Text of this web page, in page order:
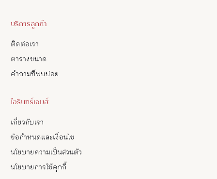
บริการลูกค้า
ติดต่อเรา
ตารางขนาด
คำถามที่พบบ่อย
ไอรินทร์เจมส์
เกี่ยวกับเรา
ข้อกำหนดและเงื่อนไข
นโยบายความเป็นส่วนตัว
นโยบายการใช้คุกกี้